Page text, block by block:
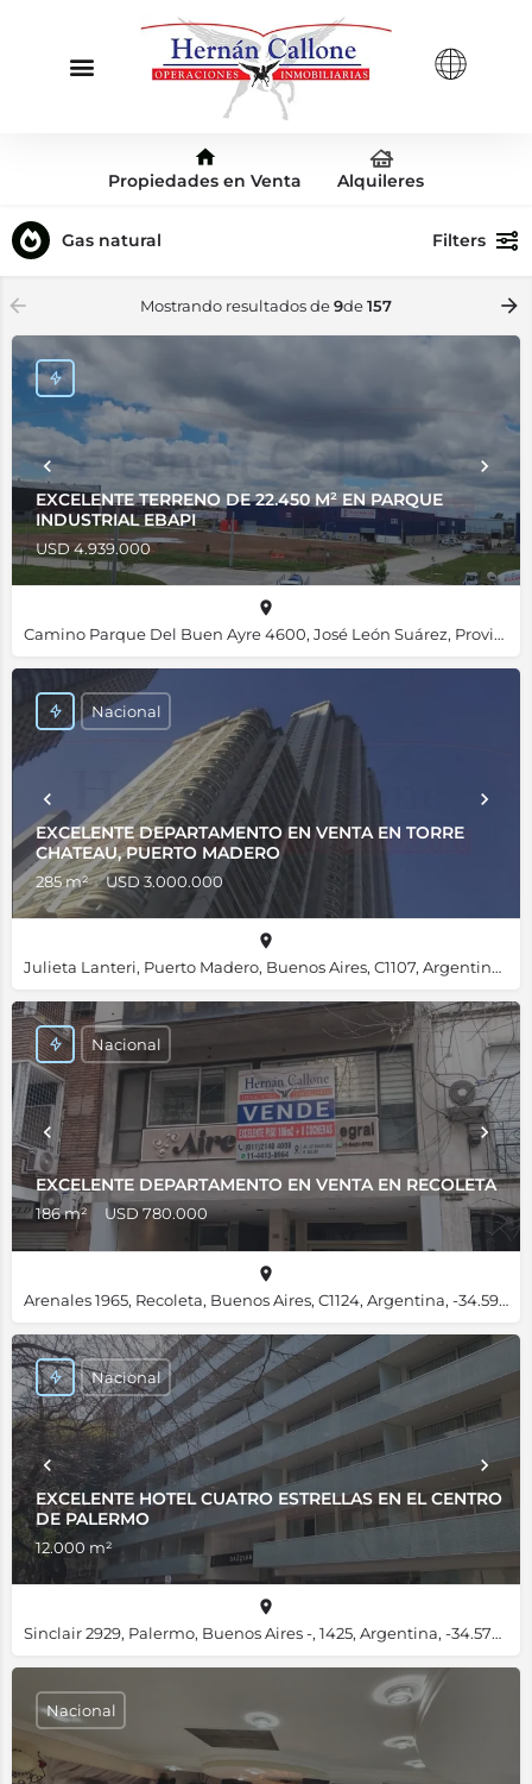
Propiedades en Venta Alquileres
Gas natural Filters
Mostrando resultados de9de157
EXCELENTE TERRENO DE 22.450 M² EN PARQUE
INDUSTRIAL EBAPI
USD 4.939.000
Camino Parque Del Buen Ayre 4600, José León Suárez, Provincia de Buenos Aires, B1655JZA, Argentina, -34.52707, -58.58914
EXCELENTE DEPARTAMENTO EN VENTA EN TORRE
CHATEAU, PUERTO MADERO
285 m² USD 3.000.000
Nacional
Julieta Lanteri, Puerto Madero, Buenos Aires, C1107, Argentina, -34.61356, -58.36019
EXCELENTE DEPARTAMENTO EN VENTA EN RECOLETA
186 m² USD 780.000
Nacional
Arenales 1965, Recoleta, Buenos Aires, C1124, Argentina, -34.59465, -58.39546
EXCELENTE HOTEL CUATRO ESTRELLAS EN EL CENTRO
DE PALERMO
12.000 m²
Nacional
Sinclair 2929, Palermo, Buenos Aires -, 1425, Argentina, -34.57621, -58.42394
Nacional